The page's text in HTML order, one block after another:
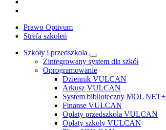
Prawo Optivum
Strefa szkoleń
Szkoły i przedszkola
Zintegrowany system dla szkół
Oprogramowanie
Dziennik VULCAN
Arkusz VULCAN
System biblioteczny MOL NET+
Finanse VULCAN
Opłaty przedszkola VULCAN
Opłaty szkoły VULCAN